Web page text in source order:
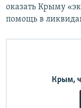
оказать Крыму
помощь в
Крым,